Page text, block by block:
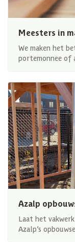
Meesters in
We maken het
portemonnee of
Azalp
Laat het
Azalp’s